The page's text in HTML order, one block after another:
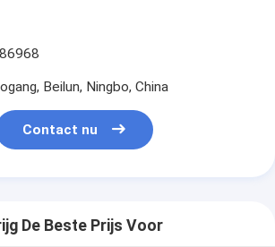
Beilun, Ningbo, China
Contact nu
De Beste Prijs Voor